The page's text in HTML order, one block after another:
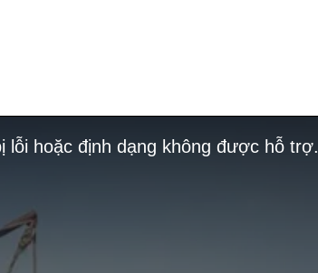
hoặc định dạng không được hỗ trợ.